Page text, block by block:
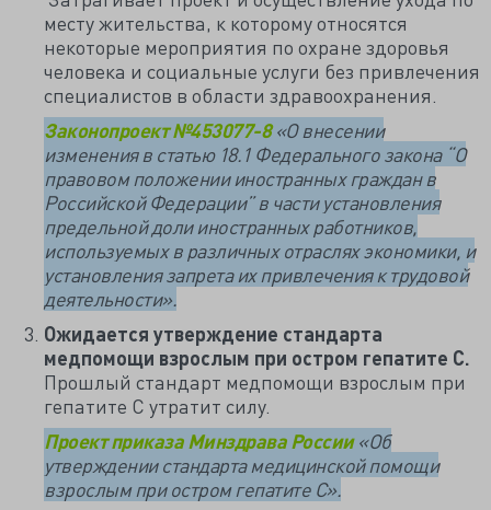
месту жительства, к которому относятся
некоторые мероприятия по охране здоровья
человека и социальные услуги без привлечения
специалистов в области здравоохранения.
Законопроект №453077-8«О внесении
изменения в статью 18.1 Федерального закона “О
правовом положении иностранных граждан в
Российской Федерации” в части установления
предельной доли иностранных работников,
используемых в различных отраслях экономики, и
установления запрета их привлечения к трудовой
деятельности».
Ожидается утверждение стандарта
медпомощи взрослым при остром гепатите С.
Прошлый стандарт медпомощи взрослым при
гепатите С утратит силу.
Проект приказа Минздрава России«Об
утверждении стандарта медицинской помощи
взрослым при остром гепатите С».